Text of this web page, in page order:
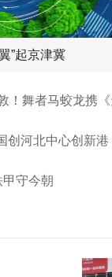
”起京津冀
守今朝